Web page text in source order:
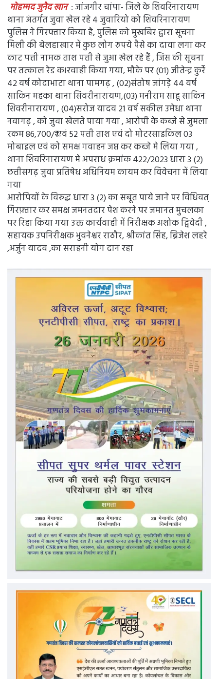
मोहम्मद जुनैद खान : जांजगीर चांपा- जिले के शिवरिनारायण
थाना अंतर्गत जुवा खेल रहे 4 जुवारियो को शिवरिनारायण
पुलिस ने गिरफ्तार किया है, पुलिस को मुखबिर द्वारा सूचना
मिली की बेलहाखार में कुछ लोग रुपये पैसे का दावा लगा कर
काट पत्ती नामक ताश पत्ती से जुआ खेल रहे हैं , जिस की सूचना
पर तत्काल रेड कlरवाही किया गया, मौके पर (01) जीतेन्द्र कुर्रे
42 वर्ष कोदाभाटा थाना पामगढ़ , (02)संतोष जांगड़े 44 वर्ष
साकिन महका थाना सिवरीनारायण,(03) मनीराम साहू साकिन
शिवरीनारायण , (04)सरोज यादव 21 वर्ष सकील उमेधा थाना
नवागढ़ , को जुवा खेलते पाया गया , आरोपी के कब्जे से जुमला
रकम 86,700/₹ एवं 52 पत्ती ताश एवं दो मोटरसाइकिल 03
मोबाइल एवं को समक्ष गवाहन जप्त कर कब्जे मे लिया गया ,
थाना शिवरिनारायण मे अपराध क्रमांक 422/2023 धारा 3 (2)
छत्तीसगढ़ जुवा प्रतिषेध अधिनियम कायम कर विवेचना में लिया
गया
आरोपियों के विरुद्ध धारा 3 (2) का सबूत पाये जाने पर विधिवत्
गिरफ़्तार कर समक्ष जमनतदार पेश करने पर जमानत मुचलका
पर रिहा किया गया उक्त कार्यवाही में निरीक्षक अशोक द्विवेदी ,
सहायक उपनिरीक्षक भुवनेश्वर राठौर, श्रीकांत सिंह, ब्रिजेश लहरे
,अर्जुन यादव ,का सराहनी योग दान रहा